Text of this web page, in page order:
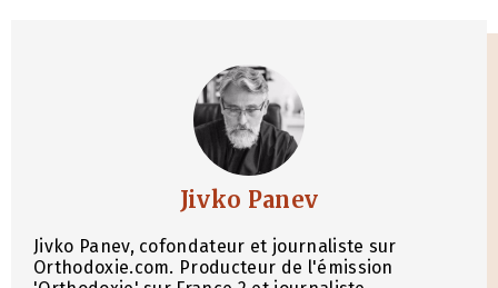
Jivko Panev
Jivko Panev, cofondateur et journaliste sur
Orthodoxie.com. Producteur de l'émission